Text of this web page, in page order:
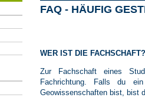
FAQ - HÄUFIG
WER IST DIE
Zur Fachschaft eines
Fachrichtung. Falls du
Geowissenschaften bist, bist